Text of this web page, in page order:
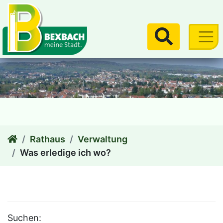
zum Inhalt
Suchen
Rathaus
Verwaltung
Was erledige ich wo?
Suchen: